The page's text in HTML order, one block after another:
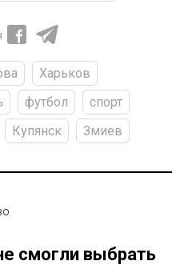
Харьков
футбол
спорт
Купянск Змиев
смогли выбрать